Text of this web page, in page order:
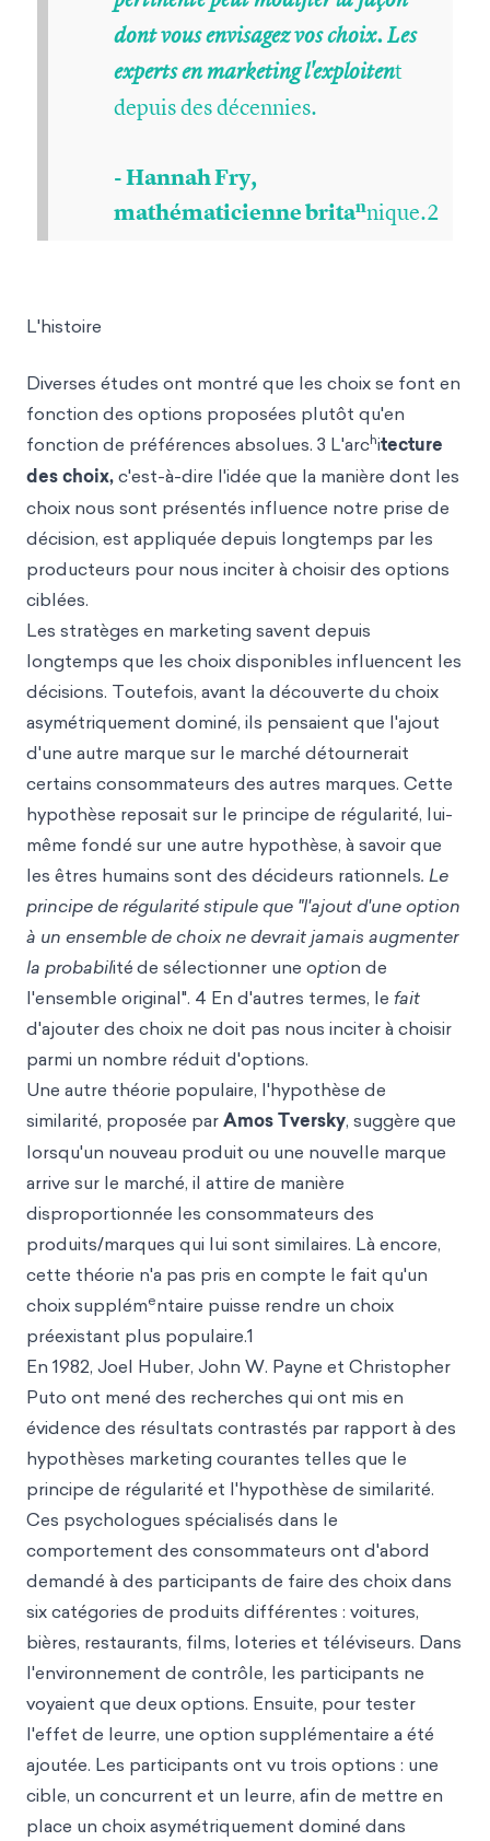
dont vous envisagez vos choix. Les
experts en marketing l'exploitent
depuis des décennies.
- Hannah Fry,
mathématicienne britannique.2
L'histoire
Diverses études ont montré que les choix se font en
fonction des options proposées plutôt qu'en
fonction de préférences absolues. 3 L'architecture
des choix,c'est-à-dire l'idée que la manière dont les
choix nous sont présentés influence notre prise de
décision, est appliquée depuis longtemps par les
producteurs pour nous inciter à choisir des options
ciblées.
Les stratèges en marketing savent depuis
longtemps que les choix disponibles influencent les
décisions. Toutefois, avant la découverte du choix
asymétriquement dominé, ils pensaient que l'ajout
d'une autre marque sur le marché détournerait
certains consommateurs des autres marques. Cette
hypothèse reposait sur le principe de régularité, lui-
même fondé sur une autre hypothèse, à savoir que
les êtres humains sont des décideurs rationnels. Le
principe de régularité stipule que "l'ajout d'une option
à un ensemble de choix ne devrait jamais augmenter
la probabilitéde sélectionner une option de
l'ensemble original". 4 En d'autres termes, le fait
d'ajouter des choix ne doit pas nous inciter à choisir
parmi un nombre réduit d'options.
Une autre théorie populaire, l'hypothèse de
similarité, proposée parAmos Tversky, suggère que
lorsqu'un nouveau produit ou une nouvelle marque
arrive sur le marché, il attire de manière
disproportionnée les consommateurs des
produits/marques qui lui sont similaires. Là encore,
cette théorie n'a pas pris en compte le fait qu'un
choix supplémentaire puisse rendre un choix
préexistant plus populaire.1
En 1982, Joel Huber, John W. Payne et Christopher
Puto ont mené des recherches qui ont mis en
évidence des résultats contrastés par rapport à des
hypothèses marketing courantes telles que le
principe de régularité et l'hypothèse de similarité.
Ces psychologues spécialisés dans le
comportement des consommateurs ont d'abord
demandé à des participants de faire des choix dans
six catégories de produits différentes : voitures,
bières, restaurants, films, loteries et téléviseurs. Dans
l'environnement de contrôle, les participants ne
voyaient que deux options. Ensuite, pour tester
l'effet de leurre, une option supplémentaire a été
ajoutée. Les participants ont vu trois options : une
cible, un concurrent et un leurre, afin de mettre en
place un choix asymétriquement dominé dans